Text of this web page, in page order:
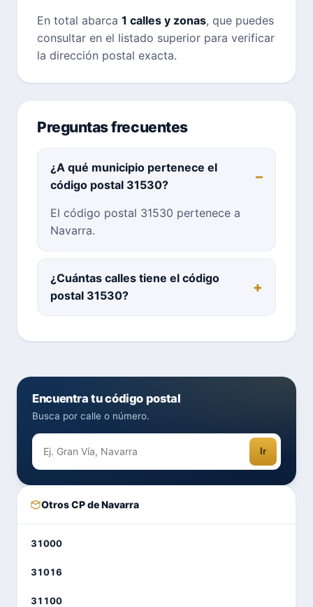
En total abarca 1 calles y zonas, que puedes
consultar en el listado superior para verificar
la dirección postal exacta.
Preguntas frecuentes
¿A qué municipio pertenece el
código postal 31530?
El código postal 31530 pertenece a
Navarra.
¿Cuántas calles tiene el código
postal 31530?
Encuentra tu código postal
Busca por calle o número.
Ir
Otros CP de Navarra
31000
31016
31100